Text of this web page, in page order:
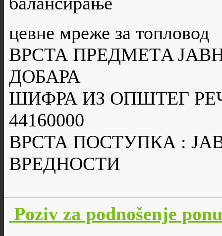
цевне мреже за топловод
ВРСТА ПРЕДМЕТA
ДОБАРА
ШИФРА ИЗ ОПШТЕГ
44160000
ВРСТА ПОСТУПКА :
ВРЕДНОСТИ
Poziv za podnošenje